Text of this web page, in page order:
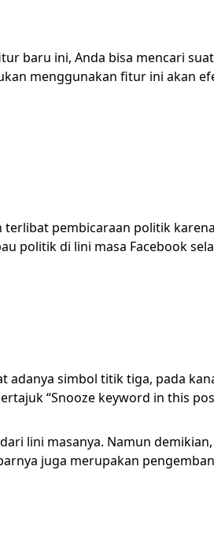
baru ini, Anda bisa mencari
menggunakan fitur ini akan
pembicaraan politik
politik di lini masa Facebook
adanya simbol titik tiga, pada
“Snooze keyword in this
lini masanya. Namun
juga merupakan